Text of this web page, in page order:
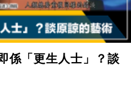
係「更生人士」？談